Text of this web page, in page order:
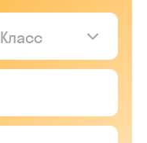
Класс